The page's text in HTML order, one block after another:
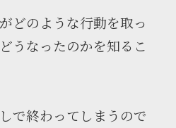
どのような行動を取っ
うなったのかを知るこ
で終わってしまうので